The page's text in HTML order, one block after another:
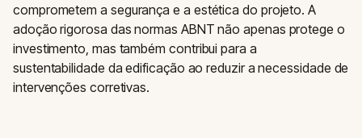
comprometem a segurança e a estética do projeto. A
adoção rigorosa das normas ABNT não apenas protege o
investimento, mas também contribui para a
sustentabilidade da edificação ao reduzir a necessidade de
intervenções corretivas.